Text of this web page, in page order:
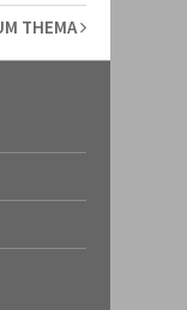
THEMA